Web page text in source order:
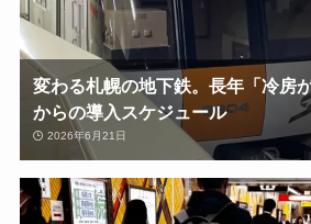
変わる札幌の地下鉄。長年「冷房
からの導入スケジュール
2026年6月21日